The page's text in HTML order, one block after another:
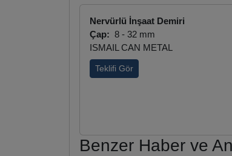
Nervürlü İnşaat Demiri
Çap: 8 - 32 mm
ISMAIL CAN METAL
Teklifi Gör
Benzer Haber ve